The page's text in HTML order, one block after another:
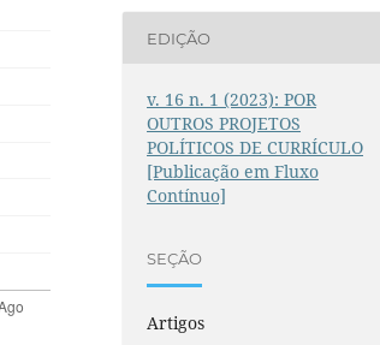
EDIÇÃO
v. 16 n. 1 (2023): POR
OUTROS PROJETOS
POLÍTICOS DE CURRÍCULO
[Publicação em Fluxo
Contínuo]
SEÇÃO
Artigos